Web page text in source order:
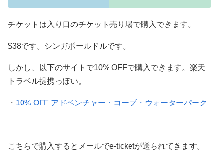
チケットは入り口のチケット売り場で購入できます。
$38です。シンガポールドルです。
しかし、以下のサイトで10% OFFで購入できます。楽天
トラベル提携っぽい。
・ 10% OFF アドベンチャー・コーブ・ウォーターパーク
こちらで購入するとメールでe-ticketが送られてきます。